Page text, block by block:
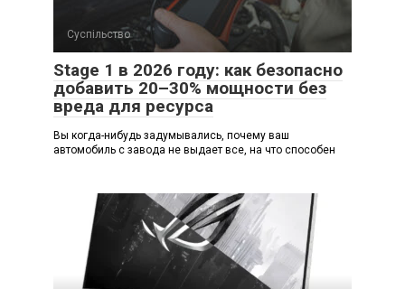
Суспільство
Stage 1 в 2026 году: как безопасно
добавить 20–30% мощности без
вреда для ресурса
Вы когда-нибудь задумывались, почему ваш
автомобиль с завода не выдает все, на что способен